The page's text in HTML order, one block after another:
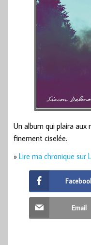
Un album qui plaira aux
finement ciselée.
» Lire ma chronique sur
Email